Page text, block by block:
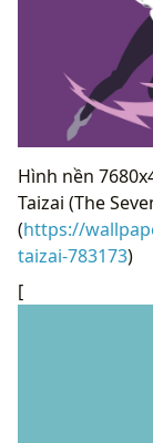
Hình nền
Taizai (The
(https://
taizai-783173)
[